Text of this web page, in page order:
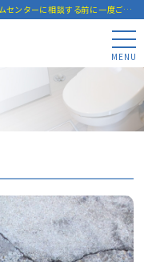
お家の小さなトラブル便利屋やくわにお任下さい。ホームセンターに相談する前に一度ご連絡下さい。
MENU